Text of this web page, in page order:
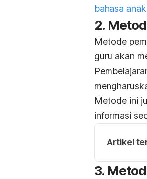
bahasa anak
2.
Metode
guru akan
Metode ini
informasi
Artikel
3.